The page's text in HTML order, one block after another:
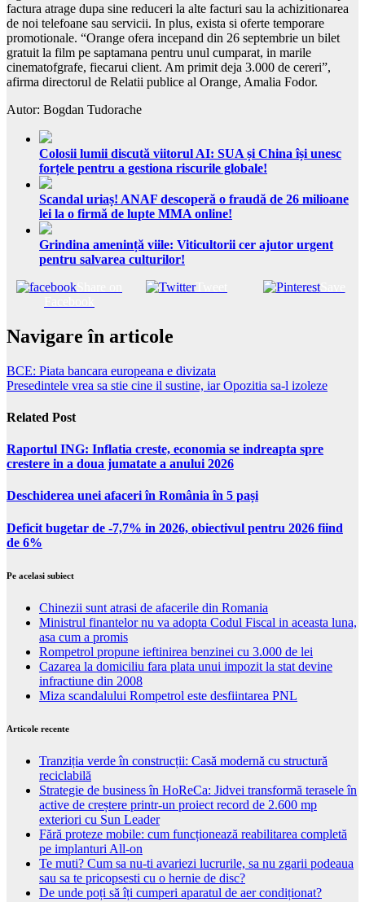
factura atrage dupa sine reduceri la alte facturi sau la achizitionarea
de noi telefoane sau servicii. In plus, exista si oferte temporare
promotionale. “Orange ofera incepand din 26 septembrie un bilet
gratuit la film pe saptamana pentru unul cumparat, in marile
cinematofgrafe, fiecarui client. Am primit deja 3.000 de cereri”,
afirma directorul de Relatii publice al Orange, Amalia Fodor.
Autor: Bogdan Tudorache
Colosii lumii discută viitorul AI: SUA și China își unesc
forțele pentru a gestiona riscurile globale!
Scandal uriaș! ANAF descoperă o fraudă de 26 milioane
lei la o firmă de lupte MMA online!
Grindina amenință viile: Viticultorii cer ajutor urgent
pentru salvarea culturilor!
Tweet Save
Navigare în articole
BCE: Piata bancara europeana e divizata
Presedintele vrea sa stie cine il sustine, iar Opozitia sa-l izoleze
Related Post
Raportul ING: Inflatia creste, economia se indreapta spre
crestere in a doua jumatate a anului 2026
Deschiderea unei afaceri în România în 5 pași
Deficit bugetar de -7,7% in 2026, obiectivul pentru 2026 fiind
de 6%
Pe acelasi subiect
Chinezii sunt atrasi de afacerile din Romania
Ministrul finantelor nu va adopta Codul Fiscal in aceasta luna,
asa cum a promis
Rompetrol propune ieftinirea benzinei cu 3.000 de lei
Cazarea la domiciliu fara plata unui impozit la stat devine
infractiune din 2008
Miza scandalului Rompetrol este desfiintarea PNL
Articole recente
Tranziția verde în construcții: Casă modernă cu structură
reciclabilă
Strategie de business în HoReCa: Jidvei transformă terasele în
active de creștere printr-un proiect record de 2.600 mp
exteriori cu Sun Leader
Fără proteze mobile: cum funcționează reabilitarea completă
pe implanturi All-on
Te muti? Cum sa nu-ti avariezi lucrurile, sa nu zgarii podeaua
sau sa te pricopsesti cu o hernie de disc?
De unde poți să îți cumperi aparatul de aer condiționat?